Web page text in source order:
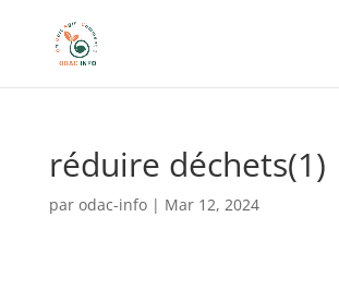
réduire déchets(1)
par odac-info| Mar 12, 2024